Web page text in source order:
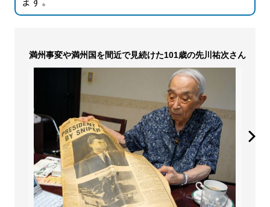
満州事変や満州国を間近で見続けた101歳の先川祐次さん